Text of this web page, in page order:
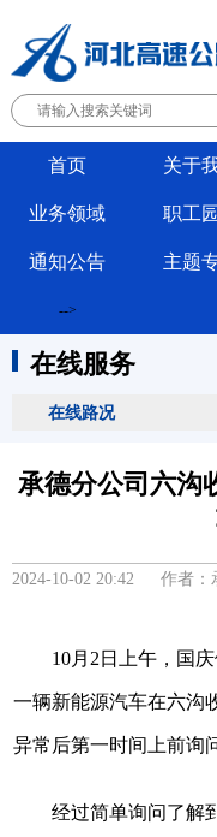
首页 关于
业务领域 职工
通知公告
-->
主题
在线服务
在线路况
承德分公司六沟
2024-10-02 20:42 作者：
10月2日上午，国
一辆新能源汽车在六沟
异常后第一时间上前询
经过简单询问了解